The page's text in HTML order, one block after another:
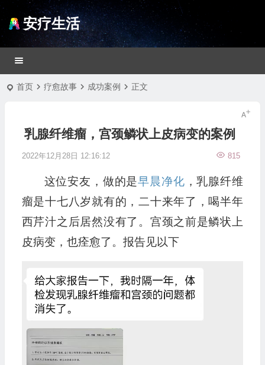
安疗生活
首页 疗愈故事 成功案例 正文
乳腺纤维瘤，宫颈鳞状上皮病变的案例
2022年12月28日 12:16:12 815
这位安友，做的是早晨净化 ，乳腺纤维
瘤是十七八岁就有的，二十来年了，喝半年
西芹汁之后居然没有了。宫颈之前是鳞状上
皮病变，也痊愈了。报告见以下